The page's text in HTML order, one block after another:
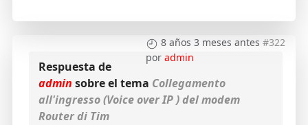
8 años 3 meses antes #322
poradmin
Respuesta de
admin sobre el tema Collegamento
all'ingresso (Voice over IP ) del modem
Router di Tim